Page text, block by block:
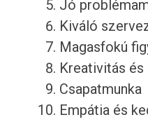
Jó
Kiváló
Magasfokú
Kreativitás
Csapatmunka
Empátia és